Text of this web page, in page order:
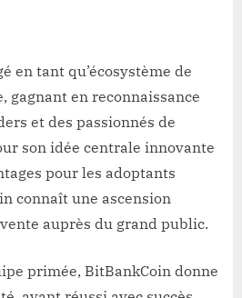
en tant qu’écosystème de
gagnant en reconnaissance
et des passionnés de
son idée centrale innovante
pour les adoptants
connaît une ascension
auprès du grand public.
primée, BitBankCoin donne